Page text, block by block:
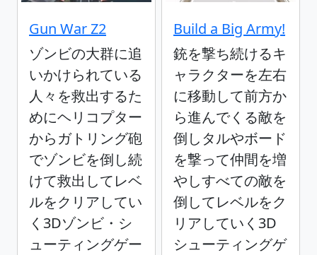
Gun War Z2
ゾンビの大群に追
いかけられている
人々を救出するた
めにヘリコプター
からガトリング砲
でゾンビを倒し続
けて救出してレベ
ルをクリアしてい
く3Dゾンビ・シ
ューティングゲー
Build a Big Army!
銃を撃ち続けるキ
ャラクターを左右
に移動して前方か
ら進んでくる敵を
倒しタルやボード
を撃って仲間を増
やしすべての敵を
倒してレベルをク
リアしていく3D
シューティングゲ